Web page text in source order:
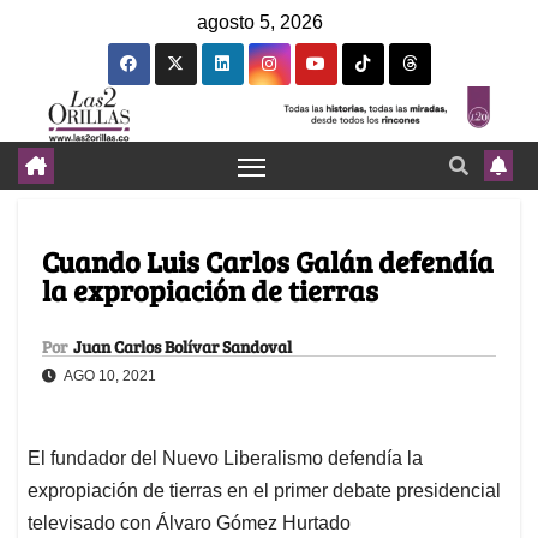
agosto 5, 2026
Cuando Luis Carlos Galán defendía
la expropiación de tierras
Por Juan Carlos Bolívar Sandoval
AGO 10, 2021
El fundador del Nuevo Liberalismo defendía la
expropiación de tierras en el primer debate presidencial
televisado con Álvaro Gómez Hurtado